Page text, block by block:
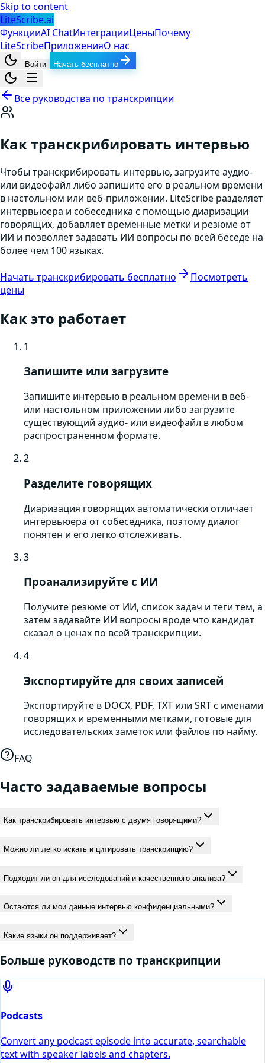
Skip to content
LiteScribe.ai
ФункцииAI ChatИнтеграцииЦеныПочему
LiteScribeПриложенияО нас
Войти Начать бесплатно
Все руководства по транскрипции
Как транскрибировать интервью
Чтобы транскрибировать интервью, загрузите аудио-
или видеофайл либо запишите его в реальном времени
в настольном или веб-приложении. LiteScribe разделяет
интервьюера и собеседника с помощью диаризации
говорящих, добавляет временные метки и резюме от
ИИ и позволяет задавать ИИ вопросы по всей беседе на
более чем 100 языках.
Начать транскрибировать бесплатно
Посмотреть
цены
Как это работает
1
Запишите или загрузите
Запишите интервью в реальном времени в веб-
или настольном приложении либо загрузите
существующий аудио- или видеофайл в любом
распространённом формате.
2
Разделите говорящих
Диаризация говорящих автоматически отличает
интервьюера от собеседника, поэтому диалог
понятен и его легко отслеживать.
3
Проанализируйте с ИИ
Получите резюме от ИИ, список задач и теги тем, а
затем задавайте ИИ вопросы вроде что кандидат
сказал о ценах по всей транскрипции.
4
Экспортируйте для своих записей
Экспортируйте в DOCX, PDF, TXT или SRT с именами
говорящих и временными метками, готовые для
исследовательских заметок или файлов по найму.
FAQ
Часто задаваемые вопросы
Как транскрибировать интервью с двумя говорящими?
Можно ли легко искать и цитировать транскрипцию?
Подходит ли он для исследований и качественного анализа?
Остаются ли мои данные интервью конфиденциальными?
Какие языки он поддерживает?
Больше руководств по транскрипции
Podcasts
Convert any podcast episode into accurate, searchable
text with speaker labels and chapters.